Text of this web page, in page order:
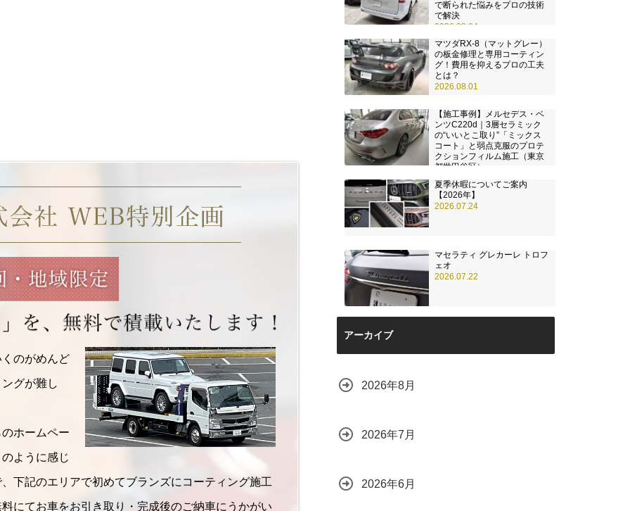
のがめんど
グが難し
ホームペー
ように感じ
下記のエリアで初めてブランズにコーティング施工
にてお車をお引き取り・完成後のご納車にうかがい
で断られた悩みをプロの技術
で解決
2026.08.04
マツダRX-8（マットグレー）
の板金修理と専用コーティン
グ！費用を抑えるプロの工夫
とは？
2026.08.01
【施工事例】メルセデス・ベ
ンツC220d｜3層セラミック
の“いいとこ取り”「ミックス
コート」と弱点克服のプロテ
クションフィルム施工（東京
都世田谷区）
夏季休暇についてご案内
【2026年】
2026.07.24
マセラティ グレカーレ トロフ
ェオ
2026.07.22
アーカイブ
2026年8月
2026年7月
2026年6月